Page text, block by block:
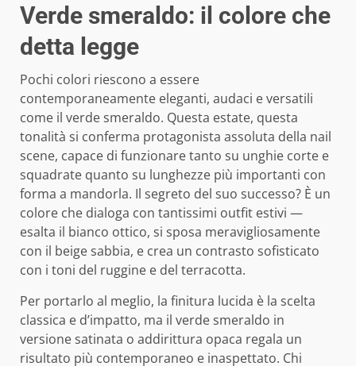
Verde smeraldo: il colore che
detta legge
Pochi colori riescono a essere
contemporaneamente eleganti, audaci e versatili
come il verde smeraldo. Questa estate, questa
tonalità si conferma protagonista assoluta della nail
scene, capace di funzionare tanto su unghie corte e
squadrate quanto su lunghezze più importanti con
forma a mandorla. Il segreto del suo successo? È un
colore che dialoga con tantissimi outfit estivi —
esalta il bianco ottico, si sposa meravigliosamente
con il beige sabbia, e crea un contrasto sofisticato
con i toni del ruggine e del terracotta.
Per portarlo al meglio, la finitura lucida è la scelta
classica e d’impatto, ma il verde smeraldo in
versione satinata o addirittura opaca regala un
risultato più contemporaneo e inaspettato. Chi